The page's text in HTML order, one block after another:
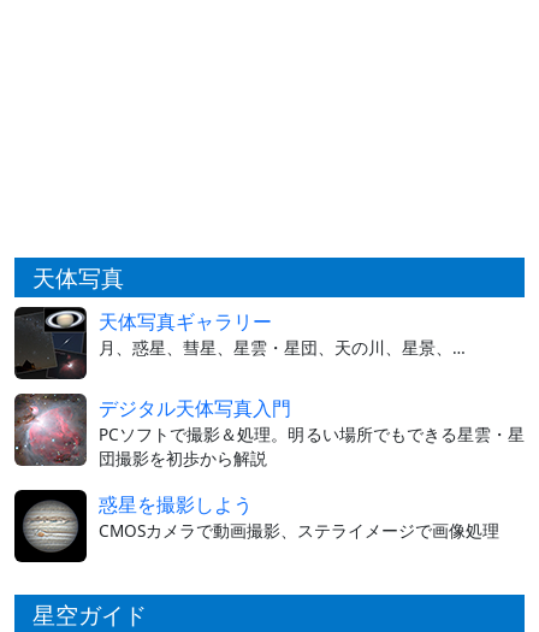
天体写真
天体写真ギャラリー
月、惑星、彗星、星雲・星団、天の川、星景、…
デジタル天体写真入門
PCソフトで撮影＆処理。明るい場所でもできる星雲・星
団撮影を初歩から解説
惑星を撮影しよう
CMOSカメラで動画撮影、ステライメージで画像処理
星空ガイド